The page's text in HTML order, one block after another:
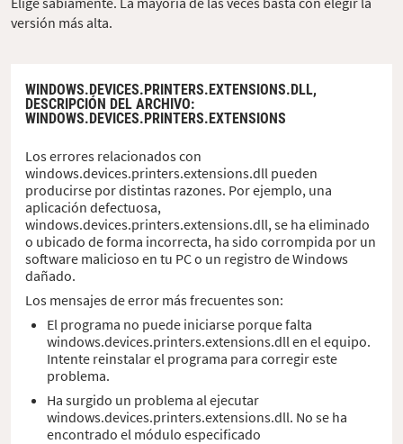
versión más alta.
WINDOWS.DEVICES.PRINTERS.EXTENSIONS.DLL,
DESCRIPCIÓN DEL ARCHIVO:
WINDOWS.DEVICES.PRINTERS.EXTENSIONS
Los errores relacionados con
windows.devices.printers.extensions.dll pueden
producirse por distintas razones. Por ejemplo, una
aplicación defectuosa,
windows.devices.printers.extensions.dll, se ha eliminado
o ubicado de forma incorrecta, ha sido corrompida por un
software malicioso en tu PC o un registro de Windows
dañado.
Los mensajes de error más frecuentes son:
El programa no puede iniciarse porque falta
windows.devices.printers.extensions.dll en el equipo.
Intente reinstalar el programa para corregir este
problema.
Ha surgido un problema al ejecutar
windows.devices.printers.extensions.dll. No se ha
encontrado el módulo especificado